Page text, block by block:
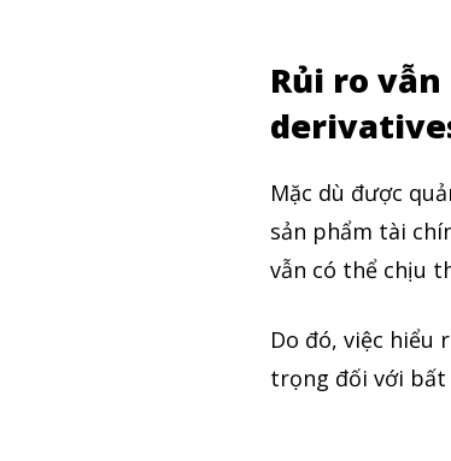
Rủi ro
Mặc dù được
sản phẩm tài
vẫn có thể chịu
Do đó, việc hiểu
trọng đối với